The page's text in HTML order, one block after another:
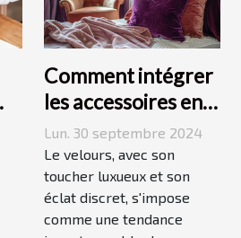
Comment intégrer
les accessoires en
velours dans votre
quotidien
Lun. 30 septembre 2024
Le velours, avec son
toucher luxueux et son
éclat discret, s'impose
comme une tendance